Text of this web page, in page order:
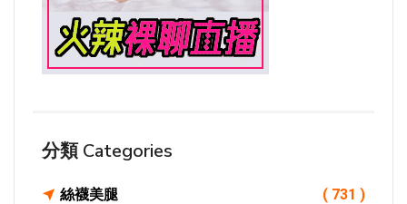
分類 Categories
絲襪美腿 ( 731 )